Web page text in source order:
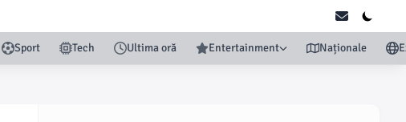
Sport Tech Ultima oră Entertainment Naționale